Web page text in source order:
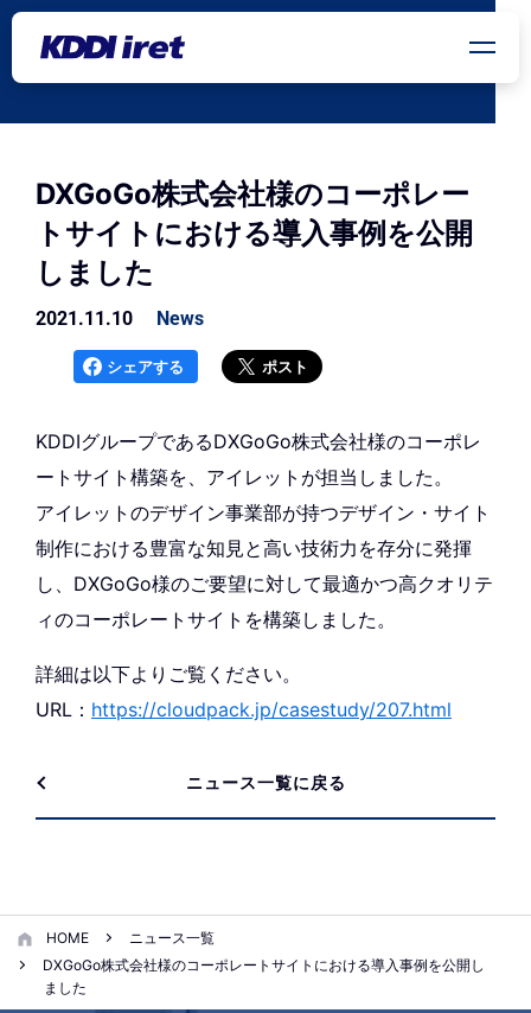
メインコンテンツにスキップ
DXGoGo株式会社様のコーポレー
トサイトにおける導入事例を公開
しました
2021.11.10 News
シェアする ポスト
KDDIグループであるDXGoGo株式会社様のコーポレ
ートサイト構築を、アイレットが担当しました。
アイレットのデザイン事業部が持つデザイン・サイト
制作における豊富な知見と高い技術力を存分に発揮
し、DXGoGo様のご要望に対して最適かつ高クオリテ
ィのコーポレートサイトを構築しました。
詳細は以下よりご覧ください。
URL： https://cloudpack.jp/casestudy/207.html
ニュース一覧に戻る
HOME
ニュース一覧
DXGoGo株式会社様のコーポレートサイトにおける導入事例を公開し
ました